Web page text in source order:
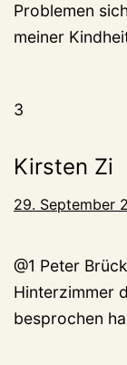
Problemen
meiner
3
Kirsten Zi
29. September
@1 Peter
Hinterzimmer
besprochen